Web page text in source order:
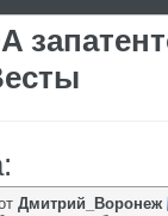
Дмитрий_Воронеж